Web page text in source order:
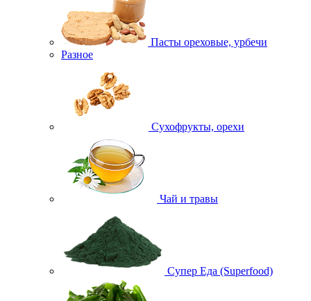
Пасты ореховые, урбечи
Разное
Сухофрукты, орехи
Чай и травы
Супер Еда (Superfood)